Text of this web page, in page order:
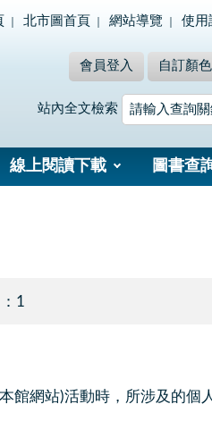
北市圖首頁 網站導覽 使用
會員登入 自訂顏色
站內全文檢索
線上閱讀下載 圖書查
1
館網站)活動時，所涉及的個